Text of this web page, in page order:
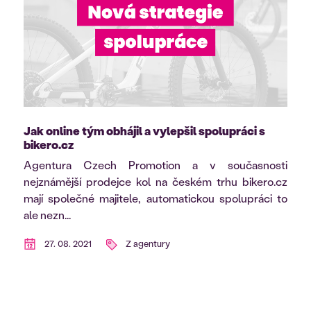
Jak online tým obhájil a vylepšil spolupráci s
bikero.cz
Agentura Czech Promotion a v současnosti
nejznámější prodejce kol na českém trhu bikero.cz
mají společné majitele, automatickou spolupráci to
ale nezn...
27. 08. 2021 Z agentury